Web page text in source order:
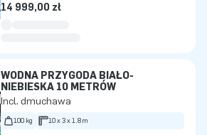
14 999,00 zł
WODNA PRZYGODA BIAŁO-
NIEBIESKA 10 METRÓW
Incl. dmuchawa
100 kg 10 x 3 x 1.8m